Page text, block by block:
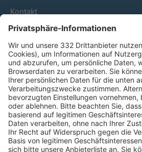
Kontakt
HÄUFIG BESUCHTE SEITEN
Pässe und Vereinswechsel
Trainerausbildung
Schulungsangebot Vereinsmitarbeiter
BFV-Geschäftsstellen
Trainerbörse
Login SpielPlus